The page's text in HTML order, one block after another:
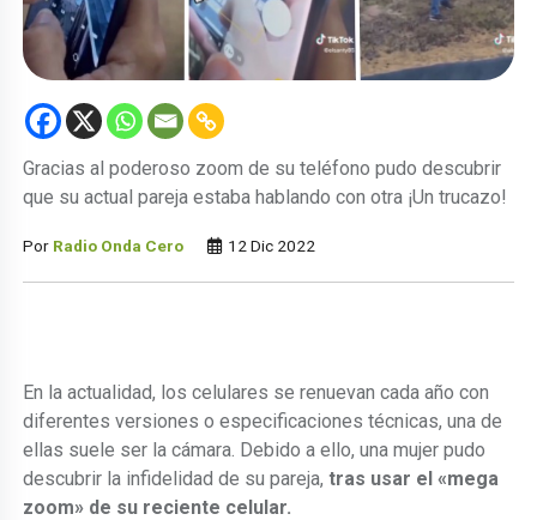
Gracias al poderoso zoom de su teléfono pudo descubrir
que su actual pareja estaba hablando con otra ¡Un trucazo!
Por Radio Onda Cero 12 Dic 2022
En la actualidad, los celulares se renuevan cada año con
diferentes versiones o especificaciones técnicas, una de
ellas suele ser la cámara. Debido a ello, una mujer pudo
descubrir la infidelidad de su pareja,tras usar el «mega
zoom» de su reciente celular.